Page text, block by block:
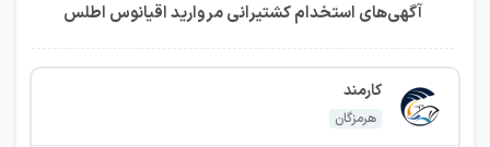
آگهی‌های استخدام کشتیرانی مروارید اقیانوس اطلس
کارمند
هرمزگان